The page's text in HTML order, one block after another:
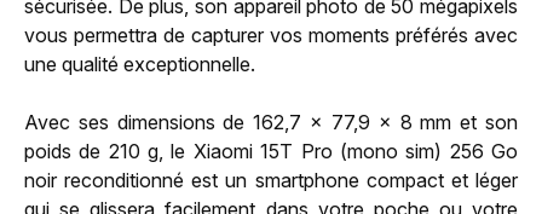
sécurisée. De plus, son appareil photo de 50 mégapixels
vous permettra de capturer vos moments préférés avec
une qualité exceptionnelle.
Avec ses dimensions de 162,7 x 77,9 x 8 mm et son
poids de 210 g, le Xiaomi 15T Pro (mono sim) 256 Go
noir reconditionné est un smartphone compact et léger
qui se glissera facilement dans votre poche ou votre